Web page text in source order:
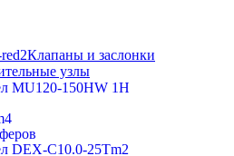
Клапаны и заслонки
узлы